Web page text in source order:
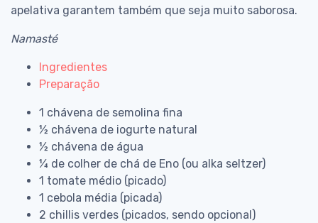
apelativa garantem também que seja muito saborosa.
Namasté
Ingredientes
Preparação
1 chávena de semolina fina
½ chávena de iogurte natural
½ chávena de água
¼ de colher de chá de Eno (ou alka seltzer)
1 tomate médio (picado)
1 cebola média (picada)
2 chillis verdes (picados, sendo opcional)